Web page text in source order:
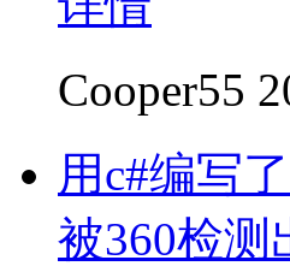
Cooper55
用c#编写
被360检测